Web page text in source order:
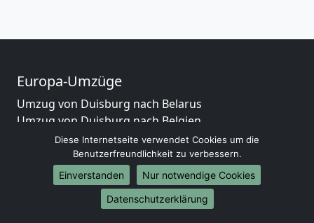
Europa-Umzüge
Umzug von Duisburg nach Belarus
Umzug von Duisburg nach Belgien
Umzug von Duisburg nach Bulgarien
Umzug von Duisburg nach Dänemark
Umzug von Duisburg nach England
Umzug von Duisburg nach Portugal
Umzug von Duisburg nach Bosnien
Diese Internetseite verwendet Cookies um die
Benutzerfreundlichkeit zu verbessern.
Einverstanden
Nur notwendige Cookies
Datenschutzerklärung